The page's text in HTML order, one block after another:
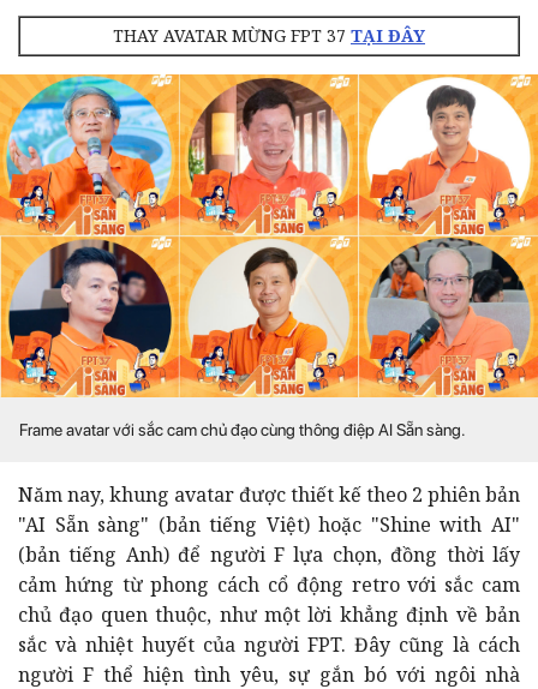
THAY AVATAR MỪNG FPT 37 TẠI ĐÂY
Frame avatar với sắc cam chủ đạo cùng thông điệp AI Sẵn sàng.
Năm nay, khung avatar được thiết kế theo 2 phiên bản
"AI Sẵn sàng" (bản tiếng Việt) hoặc "Shine with AI"
(bản tiếng Anh) để người F lựa chọn, đồng thời lấy
cảm hứng từ phong cách cổ động retro với sắc cam
chủ đạo quen thuộc, như một lời khẳng định về bản
sắc và nhiệt huyết của người FPT. Đây cũng là cách
người F thể hiện tình yêu, sự gắn bó với ngôi nhà